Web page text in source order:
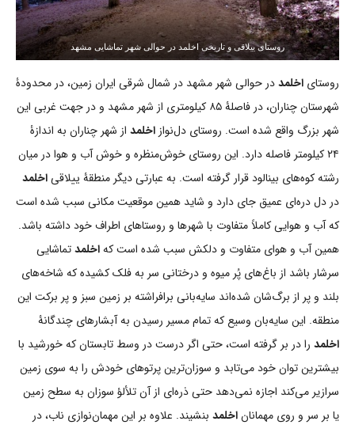
روستای ییلاقی و تاریخی اخلمد در حوالی شهر تماشایی مشهد
روستای اخلمددر حوالی شهر مشهد در شمال شرقی ایران زمین، در محدودۀ
شهرستان چناران، در فاصلۀ ۸۵ کیلومتری از شهر مشهد و در جهت غربی این
شهر بزرگ واقع شده است. روستای دل‌نواز اخلمد از شهر چناران به اندازۀ
۲۴ کیلومتر فاصله دارد. این روستای خوش‌منظره و خوش آب و هوا در میان
رشته کوه‌های بینالود قرار گرفته است. به عبارتی دیگر منطقۀ ییلاقیاخلمد
در دل دره‌ای عمیق جای دارد و شاید همین موقعیت مکانی سبب شده است
که آب و هوایی کاملاً متفاوت با شهرها و روستاهای اطراف خود داشته باشد.
همین آب و هوای متفاوت و دلکش سبب شده است کهاخلمدتماشایی
سرشار باشد از باغ‌های پُر میوه و درختانی سر به فلک کشیده که شاخه‌های
بلند و پر از برگ‌شان شده‌اند سایه‌بانی برافراشته بر زمین سبز و پر برکت این
منطقه. این سایه‌بان وسیع که تمام مسیر رسیدن به آبشارهای چندگانۀ
اخلمد را در بر گرفته است، حتی اگر درست در وسط تابستان که خورشید با
بیشترین توان خود می‌تابد و سوزان‌ترین پرتوهای خودش را به سوی زمین
سرازیر می‌کند اجازه نمی‌دهد حتی ذره‌ای از آن تلألؤ سوزان به سطح زمین
یا بر سر و روی مهماناناخلمد بنشیند. علاوه بر این مهمان‌نوازی ناب، در